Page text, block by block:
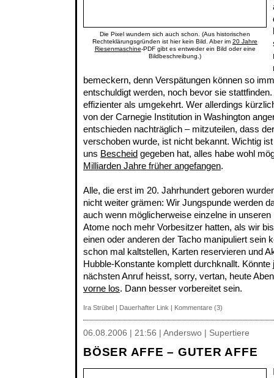
Die Pixel wundern sich auch schon. (Aus historischen
Rechteklärungsgründen ist hier kein Bild. Aber im 20 Jahre
Riesenmaschine-PDF gibt es entweder ein Bild oder eine
Bildbeschreibung.)
bemeckern, denn Verspätungen können so
entschuldigt werden, noch bevor sie
effizienter als umgekehrt. Wer allerdings
von der Carnegie Institution in Washington
entschieden nachträglich – mitzuteilen, dass
verschoben wurde, ist nicht bekannt. Wichtig
uns Bescheid gegeben hat, alles habe wohl
Milliarden Jahre früher angefangen.
Alle, die erst im 20. Jahrhundert geboren
nicht weiter grämen: Wir Jungspunde werden
auch wenn möglicherweise einzelne in
Atome noch mehr Vorbesitzer hatten, als wir
einen oder anderen der Tacho manipuliert sein
schon mal kaltstellen, Karten reservieren und
Hubble-Konstante komplett durchknallt.
nächsten Anruf heisst, sorry, vertan, heute
vorne los. Dann besser vorbereitet sein.
Ira Strübel | Dauerhafter Link | Kommentare (3)
06.08.2006 | 21:56 | Anderswo | Supertiere
BÖSER AFFE – GUTER AFFE